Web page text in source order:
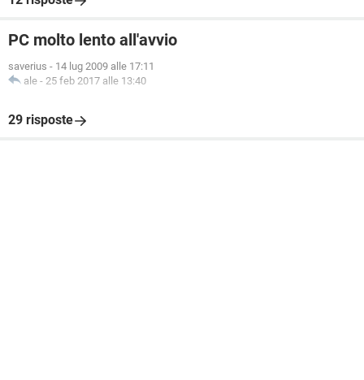
PC molto lento all'avvio
saverius - 14 lug 2009 alle 17:11
ale - 25 feb 2017 alle 13:40
29 risposte